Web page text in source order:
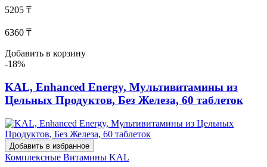
5205 ₸
6360 ₸
Добавить в корзину
-18%
KAL, Enhanced Energy, Мультивитамины из
Цельных Продуктов, Без Железа, 60 таблеток
Добавить в избранное
Комплексные Витамины KAL